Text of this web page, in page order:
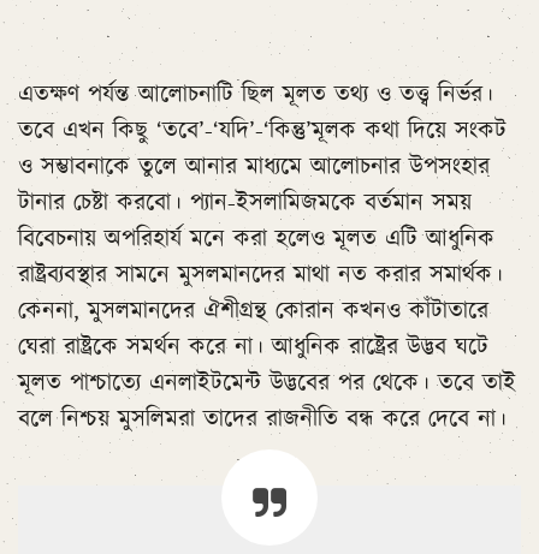
এতক্ষণ পর্যন্ত আলোচনাটি ছিল মূলত তথ্য ও তত্ত্ব নির্ভর।
তবে এখন কিছু ‘তবে’-‘যদি’-‘কিন্তু’মূলক কথা দিয়ে সংকট
ও সম্ভাবনাকে তুলে আনার মাধ্যমে আলোচনার উপসংহার
টানার চেষ্টা করবো। প্যান-ইসলামিজমকে বর্তমান সময়
বিবেচনায় অপরিহার্য মনে করা হলেও মূলত এটি আধুনিক
রাষ্ট্রব্যবস্থার সামনে মুসলমানদের মাথা নত করার সমার্থক।
কেননা, মুসলমানদের ঐশীগ্রন্থ কোরান কখনও কাঁটাতারে
ঘেরা রাষ্ট্রকে সমর্থন করে না। আধুনিক রাষ্ট্রের উদ্ভব ঘটে
মূলত পাশ্চাত্যে এনলাইটমেন্ট উদ্ভবের পর থেকে। তবে তাই
বলে নিশ্চয় মুসলিমরা তাদের রাজনীতি বন্ধ করে দেবে না।